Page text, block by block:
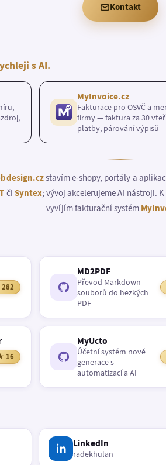
Kontakt
s AI.
MyInvoice.cz
Fakturace pro OSVČ a
firmy — faktura za 30
platby, párování výpisů
stavím e-shopy, portály a
či Syntex; vývoj akcelerujeme AI nástroji.
vyvíjím fakturační systém
MD2PDF
Převod Markdown
souborů do hezkých
PDF
16
MyUcto
Účetní systém nové
generace s
automatizací a AI
LinkedIn
radekhulan